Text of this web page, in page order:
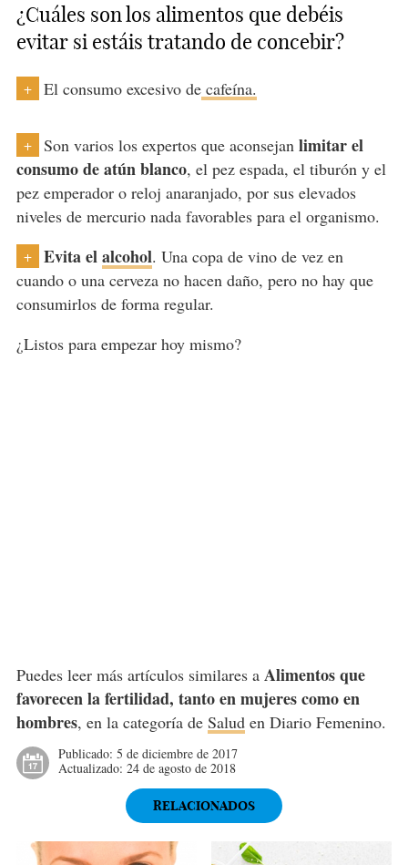
¿Cuáles son los alimentos que debéis
evitar si estáis tratando de concebir?
+ El consumo excesivo decafeína.
+ Son varios los expertos que aconsejanlimitar el
consumo de atún blanco, el pez espada, el tiburón y el
pez emperador o reloj anaranjado, por sus elevados
niveles de mercurio nada favorables para el organismo.
+ Evita elalcohol. Una copa de vino de vez en
cuando o una cerveza no hacen daño, pero no hay que
consumirlos de forma regular.
¿Listos para empezar hoy mismo?
Puedes leer más artículos similares a Alimentos que
favorecen la fertilidad, tanto en mujeres como en
hombres, en la categoría de Saluden Diario Femenino.
Publicado: 5 de diciembre de 2017
Actualizado: 24 de agosto de 2018
RELACIONADOS